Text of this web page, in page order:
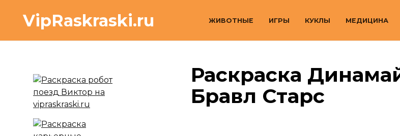
содержанию
VipRaskraski.ru ЖИВОТНЫЕ ИГРЫ КУКЛЫ МЕДИЦИНА
Раскраска
Бравл Старс